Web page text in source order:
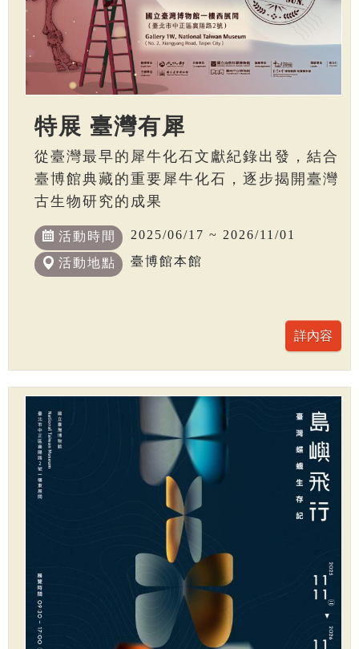
特展 臺灣有犀
從臺灣最早的犀牛化石文獻紀錄出發，結合
臺博館典藏的重要犀牛化石，逐步揭開臺灣
古生物研究的成果
活動時間 2025/06/17 ~ 2026/11/01
活動地點 臺博館本館